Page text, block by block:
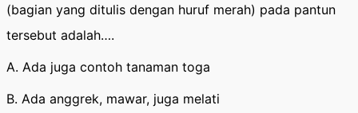
(bagian yang ditulis dengan huruf merah) pada pantun
tersebut adalah….
A. Ada juga contoh tanaman toga
B. Ada anggrek, mawar, juga melati